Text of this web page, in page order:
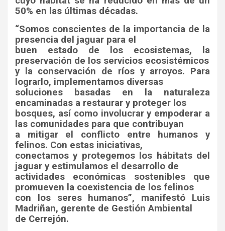
50% en las últimas décadas.
“Somos conscientes de la importancia de la
presencia del jaguar para el
buen estado de los ecosistemas, la
preservación de los servicios ecosistémicos
y la conservación de ríos y arroyos. Para
lograrlo, implementamos diversas
soluciones basadas en la naturaleza
encaminadas a restaurar y proteger los
bosques, así como involucrar y empoderar a
las comunidades para que contribuyan
a mitigar el conflicto entre humanos y
felinos. Con estas iniciativas,
conectamos y protegemos los hábitats del
jaguar y estimulamos el desarrollo de
actividades económicas sostenibles que
promueven la coexistencia de los felinos
con los seres humanos”, manifestó Luis
Madriñan, gerente de Gestión Ambiental
de Cerrejón.